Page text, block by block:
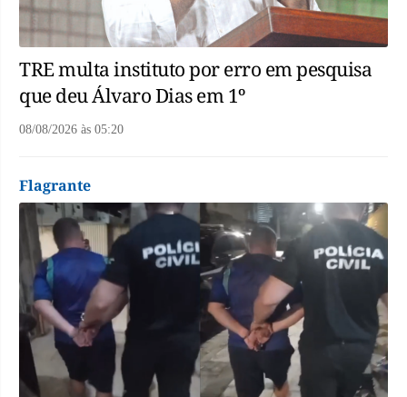
TRE multa instituto por erro em pesquisa
que deu Álvaro Dias em 1º
08/08/2026 às 05:20
Flagrante